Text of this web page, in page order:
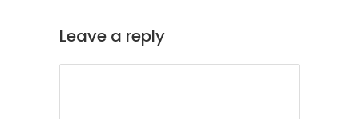
Leave a reply